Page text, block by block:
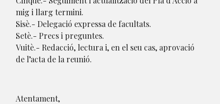
mig i llarg termini.
Sisè.- Delegació expressa de facultats.
Setè.- Precs i preguntes.
Vuitè.- Redacció, lectura i, en el seu cas, aprovació
de l’acta de la reunió.
Atentament,